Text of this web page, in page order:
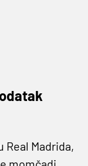
Real Madrida,